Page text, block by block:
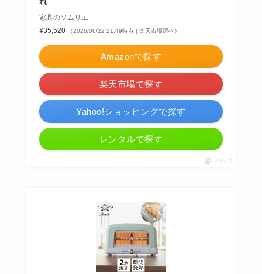
家具のソムリエ
¥35,520
（2026/06/22 21:49時点 | 楽天市場調べ）
Amazonで探す
楽天市場で探す
Yahoo!ショッピングで探す
レンタルで探す
ポチップ